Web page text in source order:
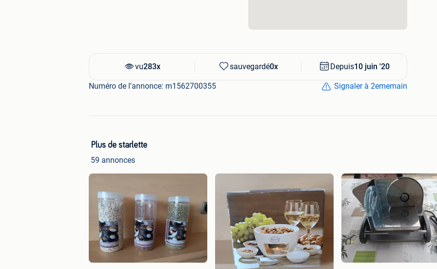
vu283x sauvegardé0x Depuis10 juin '20
Numéro de l'annonce: m1562700355 Signaler à 2ememain
Plus de starlette
59 annonces